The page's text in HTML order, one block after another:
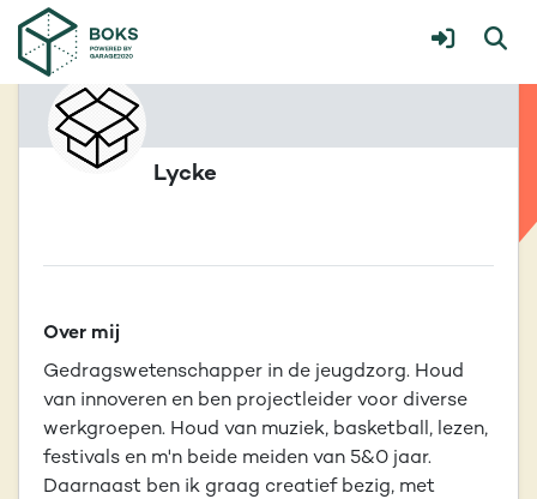
Lycke
Over mij
Gedragswetenschapper in de jeugdzorg. Houd
van innoveren en ben projectleider voor diverse
werkgroepen. Houd van muziek, basketball, lezen,
festivals en m'n beide meiden van 5&0 jaar.
Daarnaast ben ik graag creatief bezig, met